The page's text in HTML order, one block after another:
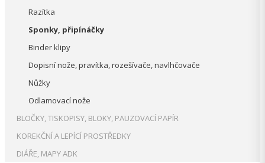
Razítka
Sponky, připínáčky
Binder klipy
Dopisní nože, pravítka, rozešívače, navlhčovače
Nůžky
Odlamovací nože
BLOČKY, TISKOPISY, BLOKY, PAUZOVACÍ PAPÍR
KOREKČNÍ A LEPÍCÍ PROSTŘEDKY
DIÁŘE, MAPY ADK